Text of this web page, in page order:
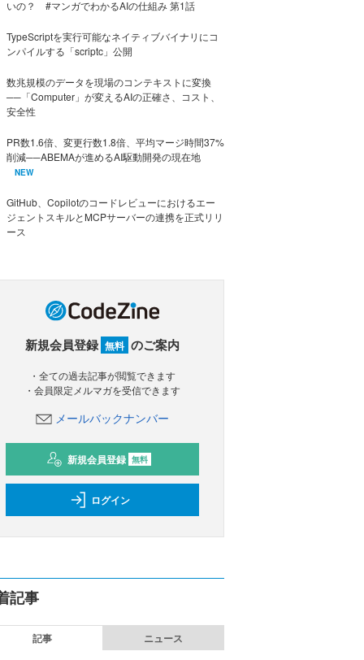
いの？ #マンガでわかるAIの仕組み 第1話
TypeScriptを実行可能なネイティブバイナリにコ
ンパイルする「scriptc」公開
数兆規模のデータを現場のコンテキストに変換
──「Computer」が変えるAIの正確さ、コスト、
安全性
PR数1.6倍、変更行数1.8倍、平均マージ時間37%
削減──ABEMAが進めるAI駆動開発の現在地
NEW
GitHub、Copilotのコードレビューにおけるエー
ジェントスキルとMCPサーバーの連携を正式リリ
ース
新規会員登録 無料 のご案内
・全ての過去記事が閲覧できます
・会員限定メルマガを受信できます
メールバックナンバー
新規会員登録 無料
ログイン
記事
記事 ニュース